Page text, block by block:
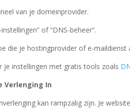
van je domeinprovider.
of “DNS-beheer”.
die je hostingprovider of e-maildienst
je instellingen met gratis tools zoals
Verlenging In
kan rampzalig zijn. Je